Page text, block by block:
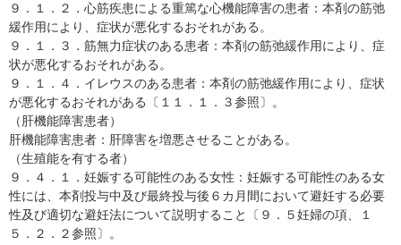
９．１．２．心筋疾患による重篤な心機能障害の患者：本剤の筋弛
緩作用により、症状が悪化するおそれがある。
９．１．３．筋無力症状のある患者：本剤の筋弛緩作用により、症
状が悪化するおそれがある。
９．１．４．イレウスのある患者：本剤の筋弛緩作用により、症状
が悪化するおそれがある〔１１．１．３参照〕。
（肝機能障害患者）
肝機能障害患者：肝障害を増悪させることがある。
（生殖能を有する者）
９．４．１．妊娠する可能性のある女性：妊娠する可能性のある女
性には、本剤投与中及び最終投与後６カ月間において避妊する必要
性及び適切な避妊法について説明すること〔９．５妊婦の項、１
５．２．２参照〕。